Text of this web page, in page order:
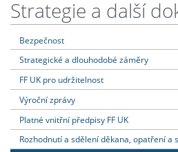
Strategie a další
Bezpečnost
Strategické a dlouhodobé záměry
FF UK pro udržitelnost
Výroční zprávy
Platné vnitřní předpisy FF UK
Rozhodnutí a sdělení děkana, opatření a